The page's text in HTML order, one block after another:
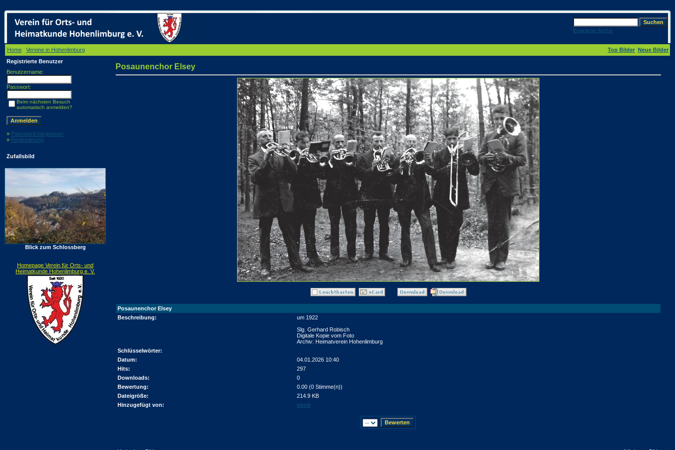
Erweiterte Suche
Home Vereine in Hohenlimburg Top Bilder Neue Bilder
Registrierte Benutzer
Benutzername:
Passwort:
Beim nächsten Besuch
automatisch anmelden?
» Password vergessen
» Registrierung
Zufallsbild
Blick zum Schlossberg
Homepage Verein für Orts- und
Heimatkunde Hohenlimburg e. V.
Posaunenchor Elsey
Posaunenchor Elsey
Beschreibung:
um 1922
Slg. Gerhard Robisch
Digitale Kopie vom Foto
Archiv: Heimatverein Hohenlimburg
Schlüsselwörter:
Datum:
04.01.2026 10:40
Hits:
297
Downloads:
0
Bewertung:
0.00 (0 Stimme(n))
Dateigröße:
214.9 KB
Hinzugefügt von:
winnit